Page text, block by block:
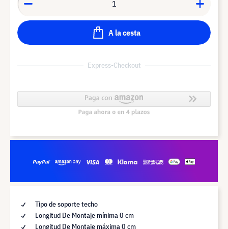
A la cesta
Express-Checkout
Tipo de soporte techo
Longitud De Montaje mínima 0 cm
Longitud De Montaje máxima 0 cm